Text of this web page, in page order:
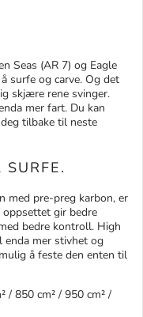
Seas (AR 7) og Eagle
surfe og carve. Og det
skjære rene svinger.
mer fart. Du kan
tilbake til neste
med pre-preg karbon, er
gir bedre
bedre kontroll. High
mer stivhet og
å feste den enten til
/ 850 cm² / 950 cm² /